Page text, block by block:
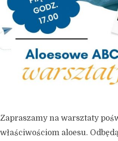
Zapraszamy na warsztaty
właściwościom aloesu.